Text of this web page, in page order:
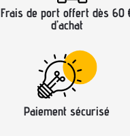
Frais de port offert dès 60
d’achat
Paiement sécurisé